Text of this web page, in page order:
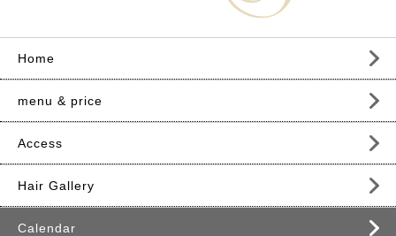
Home
menu & price
Access
Hair Gallery
Calendar